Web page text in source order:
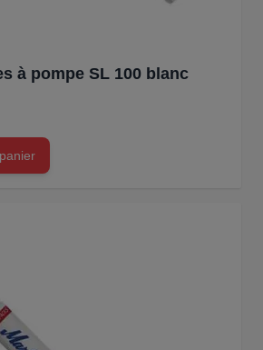
à pompe SL 100 blanc